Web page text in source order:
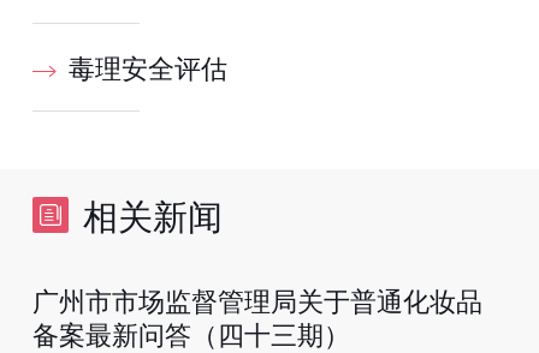
毒理安全评估
相关新闻
广州市市场监督管理局关于普通化妆品
备案最新问答（四十三期）